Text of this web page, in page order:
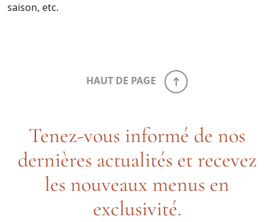
saison, etc.
HAUT DE PAGE
Tenez-vous informé de nos
dernières actualités et recevez
les nouveaux menus en
exclusivité.